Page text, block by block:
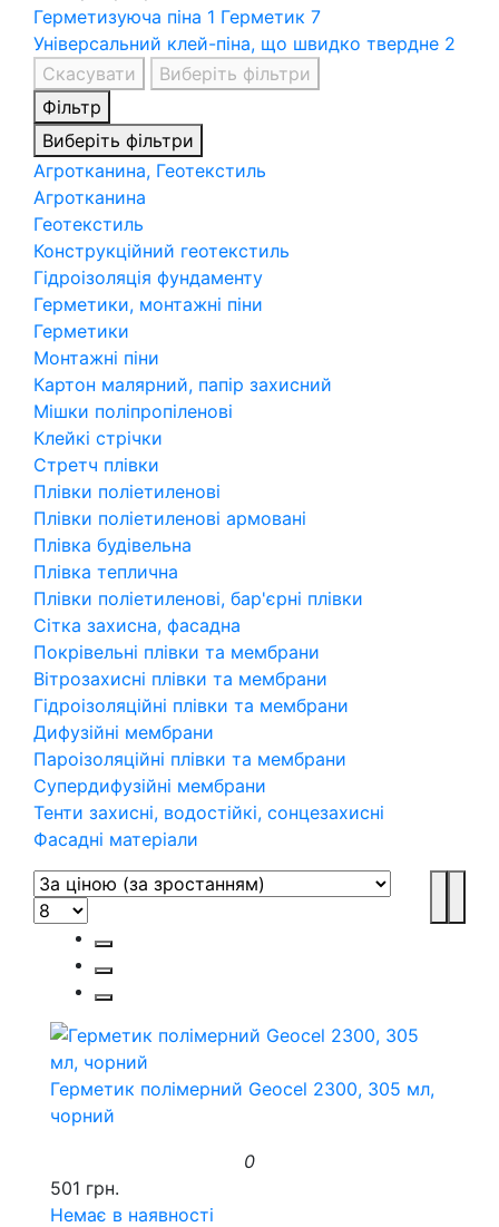
Герметизуюча піна 1 Герметик 7
Універсальний клей-піна, що швидко твердне 2
Скасувати
Виберіть фільтри
Фільтр
Виберіть фільтри
Агротканина, Геотекстиль
Агротканина
Геотекстиль
Конструкційний геотекстиль
Гідроізоляція фундаменту
Герметики, монтажні піни
Герметики
Монтажні піни
Картон малярний, папір захисний
Мішки поліпропіленові
Клейкі стрічки
Стретч плівки
Плівки поліетиленові
Плівки поліетиленові армовані
Плівка будівельна
Плівка теплична
Плівки поліетиленові, бар'єрні плівки
Сітка захисна, фасадна
Покрівельні плівки та мембрани
Вітрозахисні плівки та мембрани
Гідроізоляційні плівки та мембрани
Дифузійні мембрани
Пароізоляційні плівки та мембрани
Супердифузійні мембрани
Тенти захисні, водостійкі, сонцезахисні
Фасадні матеріали
Герметик полімерний Geocel 2300, 305 мл,
чорний
0
501 грн.
Немає в наявності